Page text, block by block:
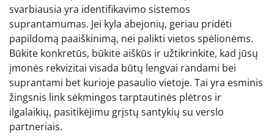
svarbiausia yra identifikavimo sistemos
suprantamumas. Jei kyla abejonių, geriau pridėti
papildomą paaiškinimą, nei palikti vietos spėlionėms.
Būkite konkretūs, būkite aiškūs ir užtikrinkite, kad jūsų
įmonės rekvizitai visada būtų lengvai randami bei
suprantami bet kurioje pasaulio vietoje. Tai yra esminis
žingsnis link sėkmingos tarptautinės plėtros ir
ilgalaikių, pasitikėjimu grįstų santykių su verslo
partneriais.